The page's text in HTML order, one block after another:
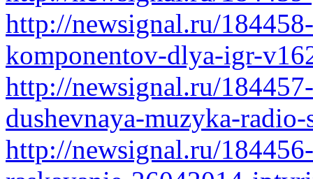
http://newsignal.ru/
komponentov-dlya-igr-
http://newsignal.ru/
dushevnaya-muzyka-
http://newsignal.ru/